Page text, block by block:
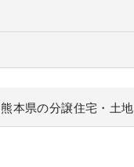
熊本県の分譲住宅・土地